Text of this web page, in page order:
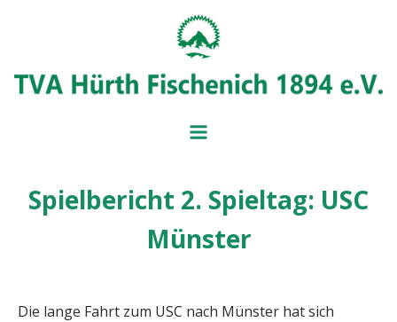
BALL- UND
Spielbericht 2. Spieltag: USC
Münster
Die lange Fahrt zum USC nach Münster hat sich